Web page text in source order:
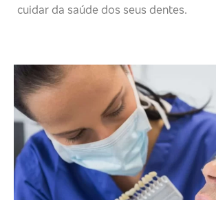
cuidar da saúde dos seus dentes.